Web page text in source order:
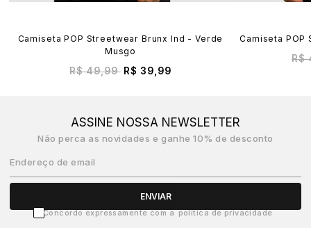
Camiseta POP Streetwear Brunx Ind - Verde
Musgo
R$ 49,99 R$ 39,99
Camiseta
R$
ASSINE NOSSA NEWSLETTER
Não perca as novidades e ganhe 10% de desconto
Endereço de email
ENVIAR
Concordo expressamente com a política de privacidade